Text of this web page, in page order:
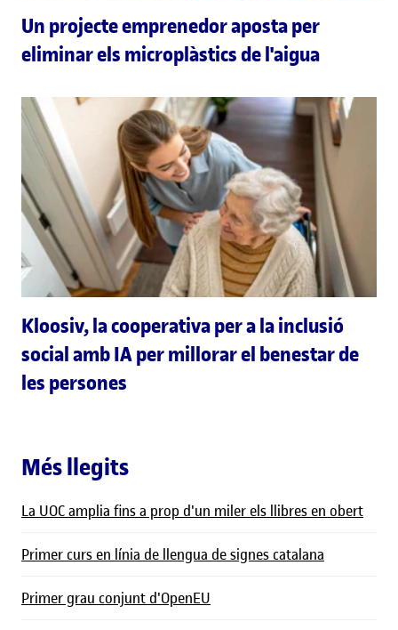
Un projecte emprenedor aposta per
eliminar els microplàstics de l'aigua
Kloosiv, la cooperativa per a la inclusió
social amb IA per millorar el benestar de
les persones
Més llegits
La UOC amplia fins a prop d'un miler els llibres en obert
Primer curs en línia de llengua de signes catalana
Primer grau conjunt d'OpenEU